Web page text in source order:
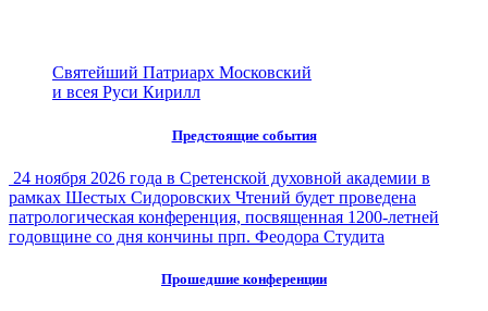
Святейший Патриарх Московский
и всея Руси Кирилл
Предстоящие события
24 ноября 2026 года в Сретенской духовной академии в
рамках Шестых Сидоровских Чтений будет проведена
патрологическая конференция, посвященная 1200-летней
годовщине со дня кончины прп. Феодора Студита
Прошедшие конференции